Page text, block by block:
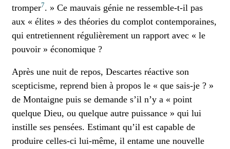
tromper7. » Ce mauvais génie ne ressemble-t-il pas
aux « élites » des théories du complot contemporaines,
qui entretiennent régulièrement un rapport avec « le
pouvoir » économique ?
Après une nuit de repos, Descartes réactive son
scepticisme, reprend bien à propos le « que sais-je ? »
de Montaigne puis se demande s’il n’y a « point
quelque Dieu, ou quelque autre puissance » qui lui
instille ses pensées. Estimant qu’il est capable de
produire celles-ci lui-même, il entame une nouvelle